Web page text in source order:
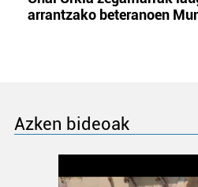
arrantzako beteranoen
Azken bideoak